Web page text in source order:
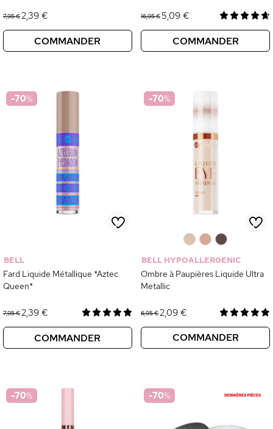
7,95 €2,39 €
COMMANDER
16,95 €5,09 €
COMMANDER
-70%
BELL
Fard Liquide Métallique *Aztec
Queen*
7,95 €2,39 €
COMMANDER
-70%
BELL HYPOALLERGENIC
Ombre à Paupières Liquide Ultra
Metallic
6,95 €2,09 €
COMMANDER
-70% -70%
sans accepter